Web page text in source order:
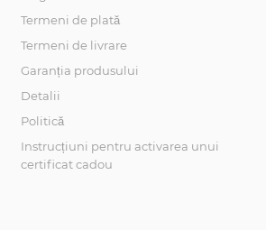
Termeni de plată
Termeni de livrare
Garanția produsului
Detalii
Politică
Instrucțiuni pentru activarea unui
certificat cadou